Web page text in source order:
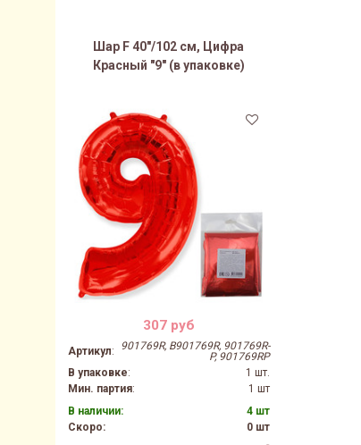
Шар F 40"/102 см, Цифра
Красный "9" (в упаковке)
307 руб
Артикул:
901769R, B901769R, 901769R-
P, 901769RP
В упаковке:
1 шт.
Мин. партия:
1 шт
В наличии:
4 шт
Скоро:
0 шт